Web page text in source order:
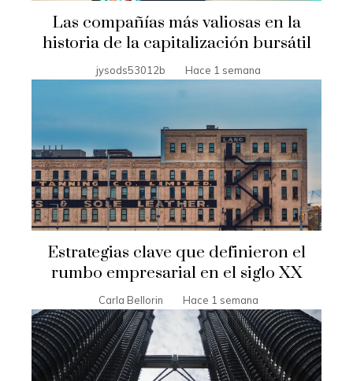
Las compañías más valiosas en la
historia de la capitalización bursátil
jysods53012b Hace 1 semana
Estrategias clave que definieron el
rumbo empresarial en el siglo XX
Carla Bellorin Hace 1 semana